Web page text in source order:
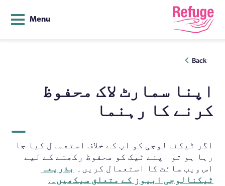
Menu
Back
اپنا سمارٹ لاک محفوظ
کرنے کا رہنما
اگر ٹیکنالوجی کو آپ کے خلاف استعمال کیا جا
رہا ہو تو اپنے ٹیک کو محفوظ رکھنے کے لیے
اس ویب سائٹ کا استعمال کریں۔ بذریعہ
ٹیکنالوجی ابیوز کے متعلق سیکھیں۔ .